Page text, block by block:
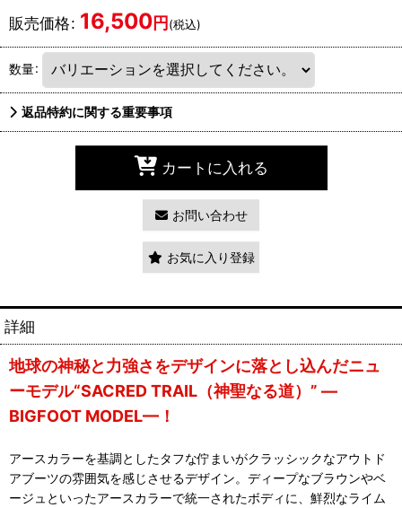
販売価格: 16,500円(税込)
数量:
返品特約に関する重要事項
カートに入れる
お問い合わせ
お気に入り登録
詳細
地球の神秘と力強さをデザインに落とし込んだニュ
ーモデル“SACRED TRAIL（神聖なる道）” —
BIGFOOT MODEL—！
アースカラーを基調としたタフな佇まいがクラッシックなアウトド
アブーツの雰囲気を感じさせるデザイン。ディープなブラウンやベ
ージュといったアースカラーで統一されたボディに、鮮烈なライム